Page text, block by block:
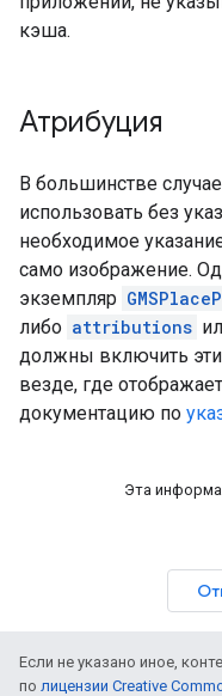
кэша.
Атрибуция
В большинстве
использовать без
необходимое
само изображение.
экземпляр
либо attributions
должны включить
везде, где
документацию по
Эта
Если не указано иное,
по лицензии Creative